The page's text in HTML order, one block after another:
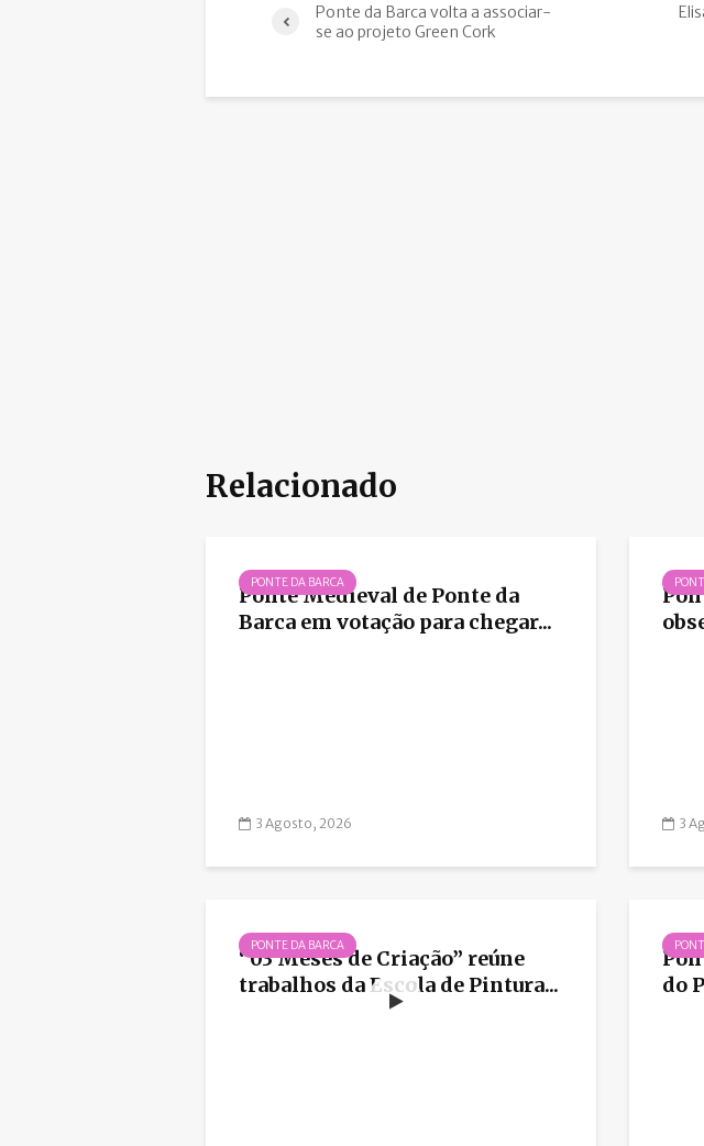
Ponte da Barca volta a associar-
se ao projeto Green Cork
Relacionado
PONTE DA BARCA
Ponte Medieval de Ponte da
Barca em votação para chegar...
3 Agosto, 2026 3
PONTE DA BARCA
“03 Meses de Criação” reúne
trabalhos da Escola de Pintura...
do